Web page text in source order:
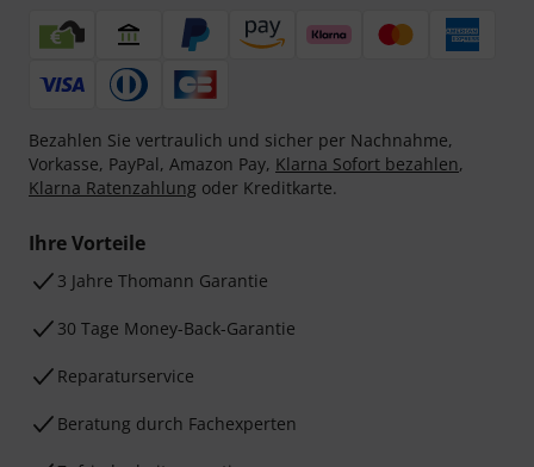
Bezahlen Sie vertraulich und sicher per Nachnahme,
Vorkasse, PayPal, Amazon Pay, Klarna Sofort bezahlen,
Klarna Ratenzahlung oder Kreditkarte.
Ihre Vorteile
3 Jahre Thomann Garantie
30 Tage Money-Back-Garantie
Reparaturservice
Beratung durch Fachexperten